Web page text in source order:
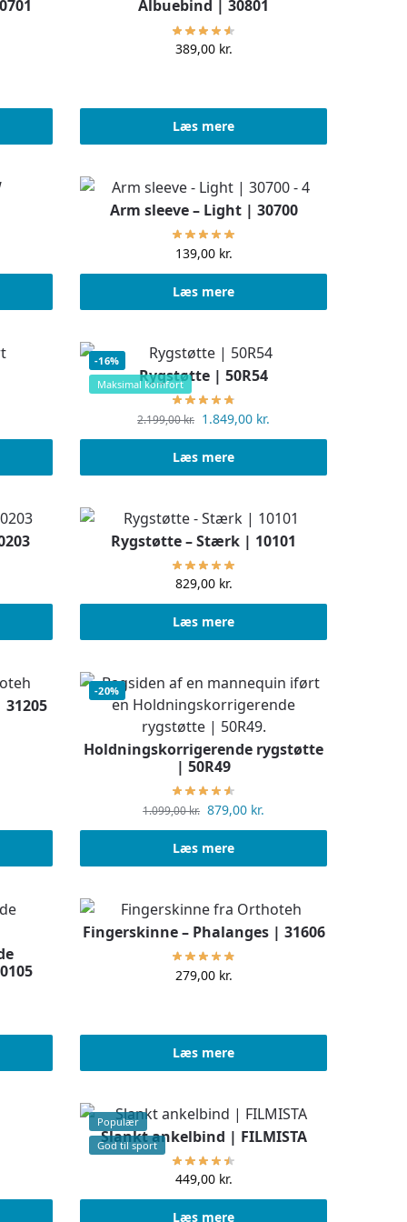
Albuebind | 30801
389,00 kr.
Læs mere
Arm sleeve – Light | 30700
139,00 kr.
Læs mere
-16%
Maksimal komfortRygstøtte | 50R54
2.199,00kr. 1.849,00 kr.
Læs mere
Rygstøtte – Stærk | 10101
829,00 kr.
Læs mere
-20%
Holdningskorrigerende rygstøtte
| 50R49
1.099,00kr. 879,00 kr.
Læs mere
Fingerskinne – Phalanges | 31606
279,00 kr.
Læs mere
Populær
God til sport
Slankt ankelbind | FILMISTA
449,00 kr.
Læs mere